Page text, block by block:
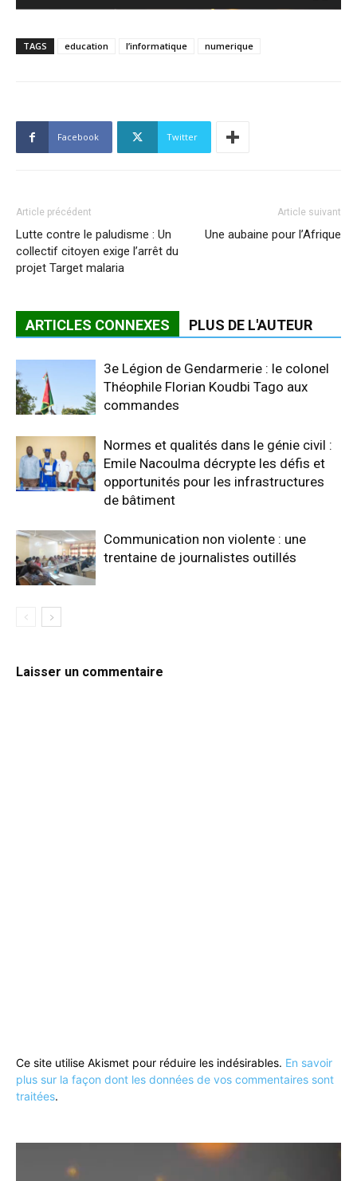
TAGS education l’informatique numerique
Facebook Twitter
Article précédent
Lutte contre le paludisme : Un
collectif citoyen exige l’arrêt du
projet Target malaria
Article suivant
Une aubaine pour l’Afrique
ARTICLES CONNEXES PLUS DE L'AUTEUR
3e Légion de Gendarmerie : le colonel
Théophile Florian Koudbi Tago aux
commandes
Normes et qualités dans le génie civil :
Emile Nacoulma décrypte les défis et
opportunités pour les infrastructures
de bâtiment
Communication non violente : une
trentaine de journalistes outillés
Laisser un commentaire
Ce site utilise Akismet pour réduire les indésirables. En savoir
plus sur la façon dont les données de vos commentaires sont
traitées.